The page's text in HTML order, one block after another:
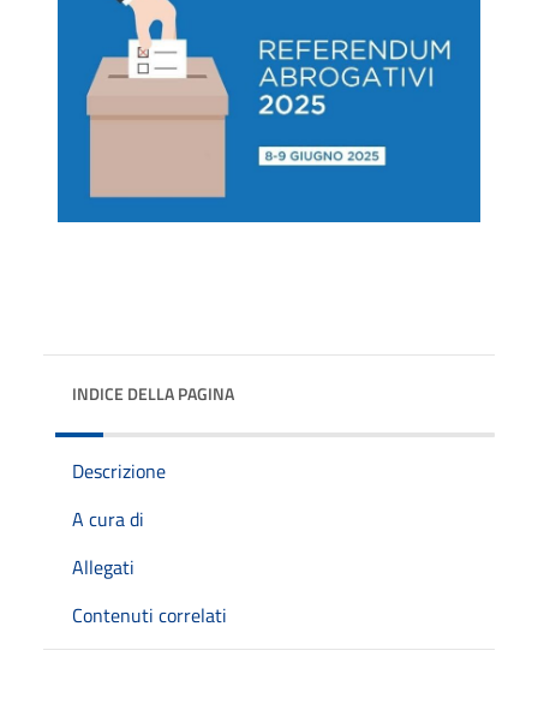
INDICE DELLA PAGINA
Descrizione
A cura di
Allegati
Contenuti correlati